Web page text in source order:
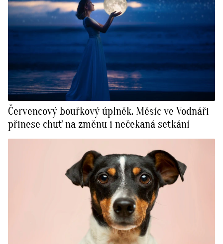
Červencový bouřkový úplněk. Měsíc ve Vodnáři
přinese chuť na změnu i nečekaná setkání